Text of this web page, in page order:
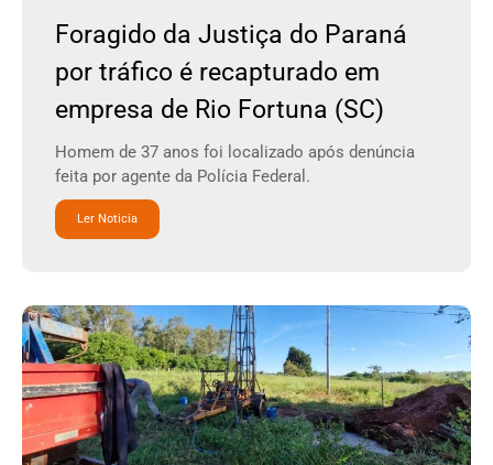
Foragido da Justiça do Paraná
por tráfico é recapturado em
empresa de Rio Fortuna (SC)
Homem de 37 anos foi localizado após denúncia
feita por agente da Polícia Federal.
Ler Noticia